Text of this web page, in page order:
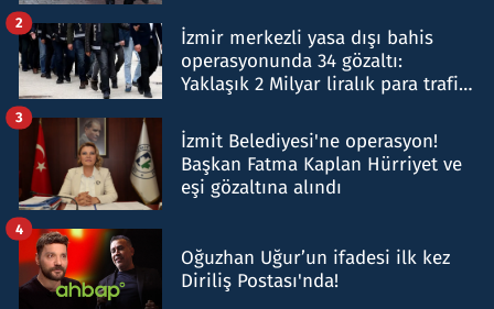
İzmir merkezli yasa dışı bahis
operasyonunda 34 gözaltı:
Yaklaşık 2 Milyar liralık para trafiği
2
İzmit Belediyesi'ne operasyon!
Başkan Fatma Kaplan Hürriyet ve
eşi gözaltına alındı
3
Oğuzhan Uğur’un ifadesi ilk kez
Diriliş Postası'nda!
4